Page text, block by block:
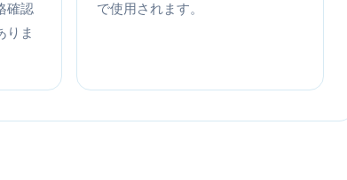
確認
りま
で使用されます。